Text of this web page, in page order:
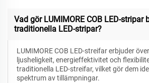
Vad gör LUMIMORE COB LED-stripar
traditionella LED-stripar?
LUMIMORE COB LED-streifar erbjuder
ljusheligkeit, energieffektivitet och
traditionella LED-streifar, vilket gör dem
spektrum av tillämpningar.